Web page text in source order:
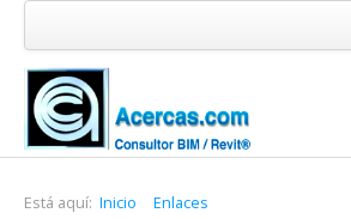
Inicio
Blog
Cursos
Software
Está aquí: Inicio
Enlaces